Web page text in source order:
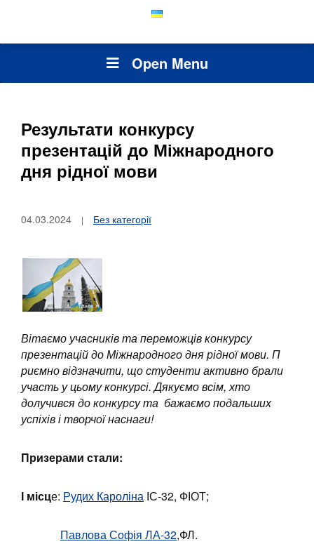
Open Menu
Результати конкурсу
презентацій до Міжнародного
дня рідної мови
04.03.2024 Без категорії
Вітаємо учасників та переможців конкурсу
презентацій до Міжнародного дня рідної мови. П
риємно відзначити, що студенти активно брали
участь у цьому конкурсі. Дякуємо всім, хто
долучився до конкурсу та бажаємо подальших
успіхів і творчої наснаги!
Призерами стали:
І місце: Рудих Кароліна ІС-32, ФІОТ;
Павлова Софія ЛА-32,ФЛ.